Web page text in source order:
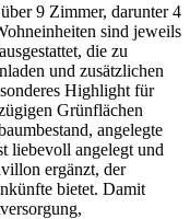
9 Zimmer, darunter 4
sind jeweils
die zu
und zusätzlichen
Highlight für
Grünflächen
angelegte
liebevoll angelegt und
ergänzt, der
bietet. Damit